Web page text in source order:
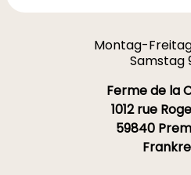
Montag-
Samstag
Ferme de la
1012 rue
59840